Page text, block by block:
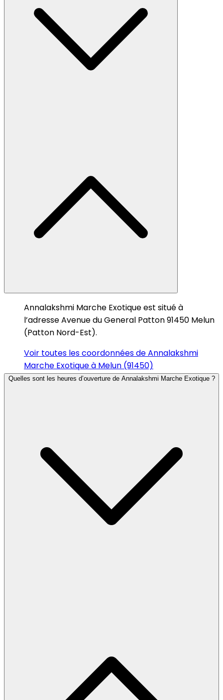
Annalakshmi Marche Exotique est situé à
l’adresse Avenue du General Patton 91450 Melun
(Patton Nord-Est).
Voir toutes les coordonnées de Annalakshmi
Marche Exotique à Melun (91450)
Quelles sont les heures d’ouverture de Annalakshmi Marche Exotique ?